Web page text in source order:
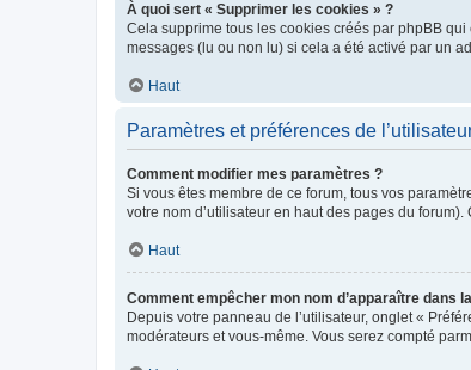
À quoi sert « Supprimer les cookies » ?
Cela supprime tous les cookies créés par phpBB
messages (lu ou non lu) si cela a été activé par un
Haut
Paramètres et préférences de
Comment modifier mes paramètres ?
Si vous êtes membre de ce forum, tous vos
votre nom d’utilisateur en haut des pages du
Haut
Comment empêcher mon nom d’apparaître dans
Depuis votre panneau de l’utilisateur, onglet «
modérateurs et vous-même. Vous serez compté